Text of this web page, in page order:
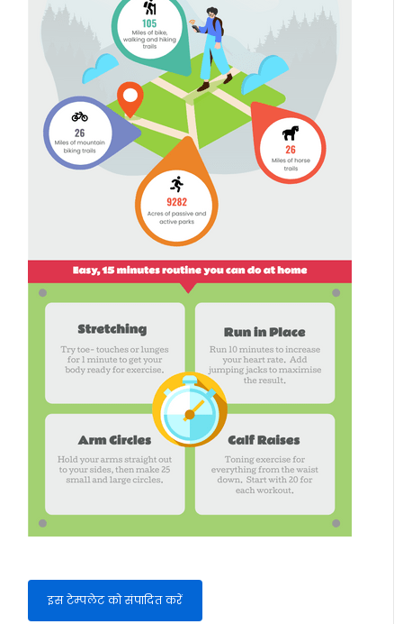
इस टेम्पलेट को संपादित करें